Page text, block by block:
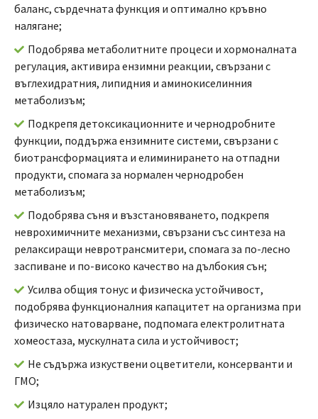
баланс, сърдечната функция и оптимално кръвно
налягане;
Подобрява метаболитните процеси и хормоналната
регулация, активира ензимни реакции, свързани с
въглехидратния, липидния и аминокиселинния
метаболизъм;
Подкрепя детоксикационните и чернодробните
функции, поддържа ензимните системи, свързани с
биотрансформацията и елиминирането на отпадни
продукти, спомага за нормален чернодробен
метаболизъм;
Подобрява съня и възстановяването, подкрепя
неврохимичните механизми, свързани със синтеза на
релаксиращи невротрансмитери, спомага за по-лесно
заспиване и по-високо качество на дълбокия сън;
Усилва общия тонус и физическа устойчивост,
подобрява функционалния капацитет на организма при
физическо натоварване, подпомага електролитната
хомеостаза, мускулната сила и устойчивост;
Не съдържа изкуствени оцветители, консерванти и
ГМО;
Изцяло натурален продукт;